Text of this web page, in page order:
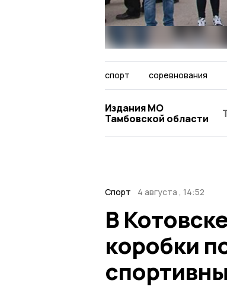
спорт соревнования
Издания МО
Тамбовской области
Спорт 4 августа , 14:52
В
коробки